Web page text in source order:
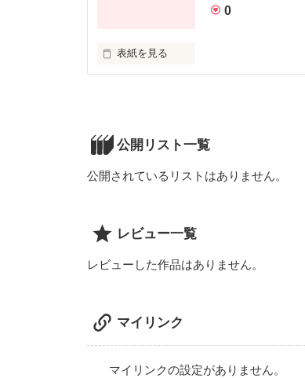
0
表紙を見る
公開リスト一覧
公開されているリストはありません。
レビュー一覧
レビューした作品はありません。
マイリンク
マイリンクの設定がありません。